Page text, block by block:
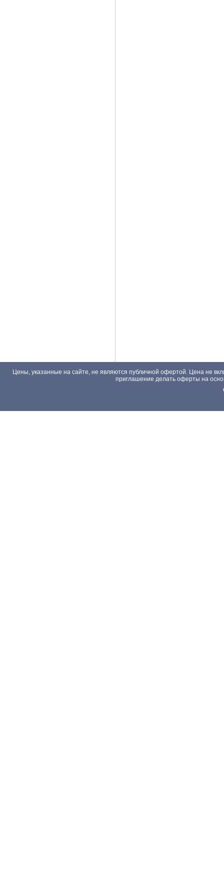
Цены, указанные на сайте, не являются публичной офертой. Цена не
приглашение делать оферты на